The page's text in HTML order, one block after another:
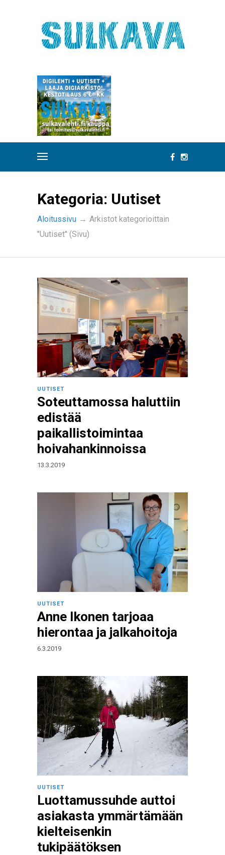
Kategoria: Uutiset
Aloitussivu → Arkistot kategorioittain
"Uutiset" (Sivu)
UUTISET
Soteuttamossa haluttiin
edistää
paikallistoimintaa
hoivahankinnoissa
13.3.2019
UUTISET
Anne Ikonen tarjoaa
hierontaa ja jalkahoitoja
6.3.2019
UUTISET
Luottamussuhde auttoi
asiakasta ymmärtämään
kielteisenkin
tukipäätöksen